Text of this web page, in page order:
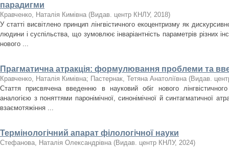
парадигми
Кравченко, Наталія Кимівна (Видав. центр КНЛУ, 2018)
У статті висвітлено принцип лінгвістичного екоцентризму як
людини і суспільства, що зумовлює інваріантність параметрів різних
нового ...
Прагматична атракція: формулювання проблеми та
Кравченко, Наталія Кимівна; Пастернак, Тетяна Анатоліївна (Видав.
Стаття присвячена введенню в науковий обіг нового
аналогією з поняттями паронімічної, синонімічної й синтагматичної
взаємотяжіння ...
Термінологічний апарат філологічної науки
Стефанова, Наталія Олександрівна (Видав. центр КНЛУ, 2024)